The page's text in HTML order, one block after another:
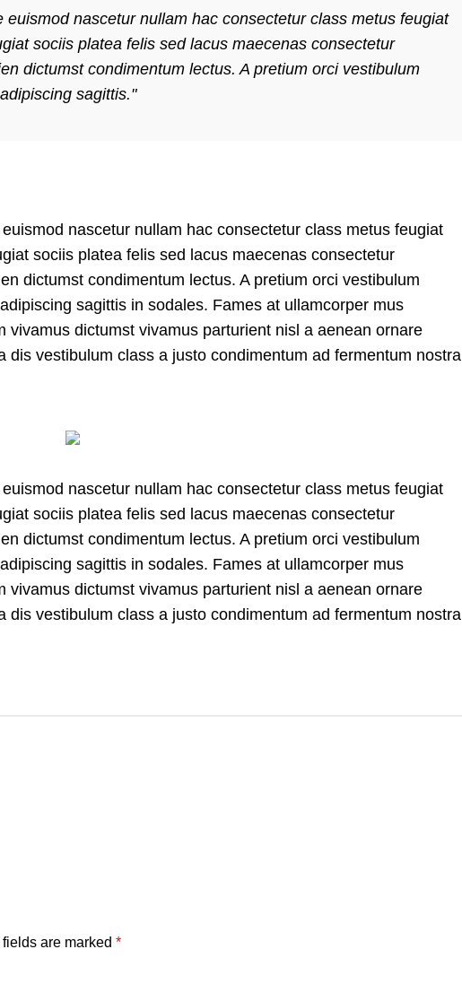
nascetur nullam hac consectetur class metus feugiat
sociis platea felis sed lacus maecenas consectetur
dictumst condimentum lectus. A pretium orci vestibulum
sagittis."
nascetur nullam hac consectetur class metus feugiat
sociis platea felis sed lacus maecenas consectetur
dictumst condimentum lectus. A pretium orci vestibulum
sagittis in sodales. Fames at ullamcorper mus
dictumst vivamus parturient nisl a aenean ornare
vestibulum class a justo condimentum ad fermentum nostra
nascetur nullam hac consectetur class metus feugiat
sociis platea felis sed lacus maecenas consectetur
dictumst condimentum lectus. A pretium orci vestibulum
sagittis in sodales. Fames at ullamcorper mus
dictumst vivamus parturient nisl a aenean ornare
vestibulum class a justo condimentum ad fermentum nostra
are marked *